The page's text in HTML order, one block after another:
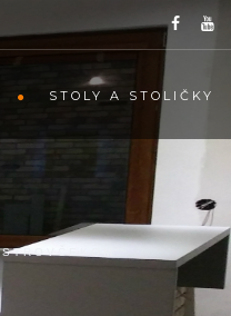
STOLY A STOLIČKY